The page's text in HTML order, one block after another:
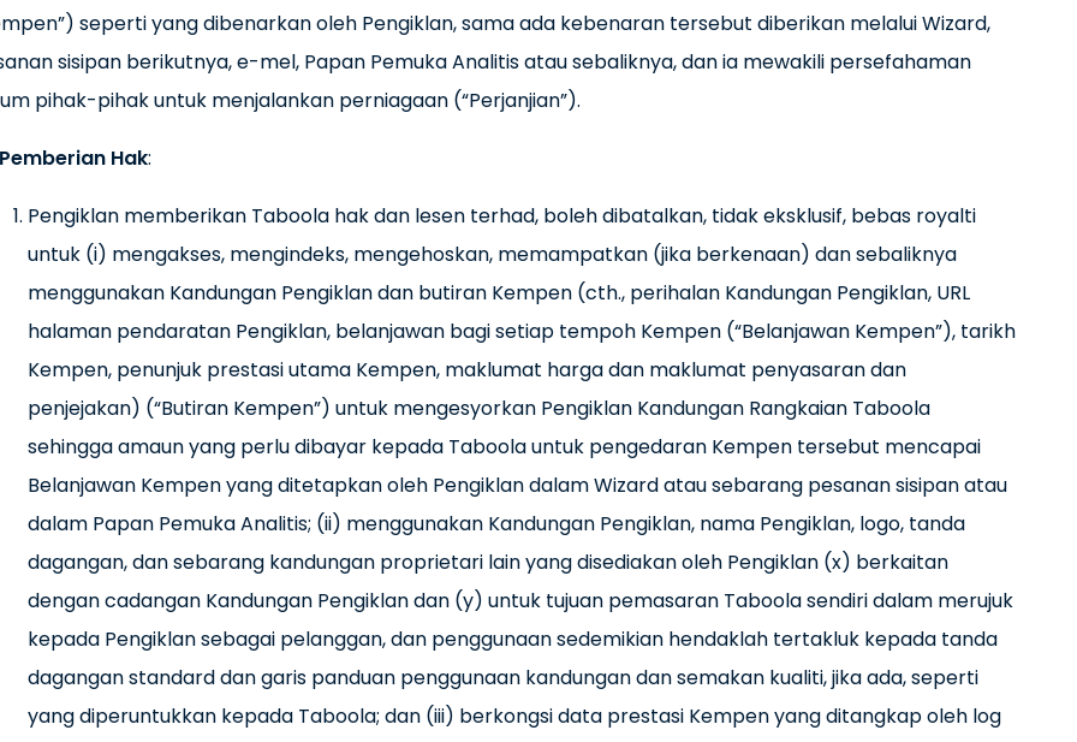
seperti yang dibenarkan oleh Pengiklan, sama ada kebenaran tersebut diberikan melalui Wizard,
sisipan berikutnya, e-mel, Papan Pemuka Analitis atau sebaliknya, dan ia mewakili persefahaman
pihak-pihak untuk menjalankan perniagaan (“Perjanjian”).
Pemberian Hak:
Pengiklan memberikan Taboola hak dan lesen terhad, boleh dibatalkan, tidak eksklusif, bebas royalti
untuk (i) mengakses, mengindeks, mengehoskan, memampatkan (jika berkenaan) dan sebaliknya
menggunakan Kandungan Pengiklan dan butiran Kempen (cth., perihalan Kandungan Pengiklan, URL
halaman pendaratan Pengiklan, belanjawan bagi setiap tempoh Kempen (“Belanjawan Kempen”), tarikh
Kempen, penunjuk prestasi utama Kempen, maklumat harga dan maklumat penyasaran dan
penjejakan) (“Butiran Kempen”) untuk mengesyorkan Pengiklan Kandungan Rangkaian Taboola
sehingga amaun yang perlu dibayar kepada Taboola untuk pengedaran Kempen tersebut mencapai
Belanjawan Kempen yang ditetapkan oleh Pengiklan dalam Wizard atau sebarang pesanan sisipan atau
dalam Papan Pemuka Analitis; (ii) menggunakan Kandungan Pengiklan, nama Pengiklan, logo, tanda
dagangan, dan sebarang kandungan proprietari lain yang disediakan oleh Pengiklan (x) berkaitan
dengan cadangan Kandungan Pengiklan dan (y) untuk tujuan pemasaran Taboola sendiri dalam merujuk
kepada Pengiklan sebagai pelanggan, dan penggunaan sedemikian hendaklah tertakluk kepada tanda
dagangan standard dan garis panduan penggunaan kandungan dan semakan kualiti, jika ada, seperti
yang diperuntukkan kepada Taboola; dan (iii) berkongsi data prestasi Kempen yang ditangkap oleh log